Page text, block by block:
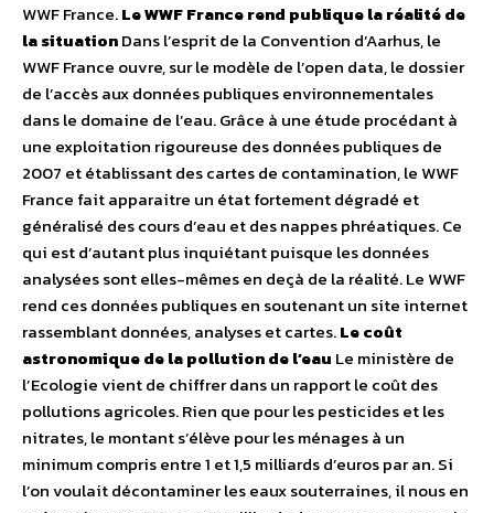
WWF France.Le WWF France rend publique la réalité de
la situationDans l’esprit de la Convention d’Aarhus, le
WWF France ouvre, sur le modèle de l’open data, le dossier
de l’accès aux données publiques environnementales
dans le domaine de l’eau. Grâce à une étude procédant à
une exploitation rigoureuse des données publiques de
2007 et établissant des cartes de contamination, le WWF
France fait apparaitre un état fortement dégradé et
généralisé des cours d’eau et des nappes phréatiques. Ce
qui est d’autant plus inquiétant puisque les données
analysées sont elles-mêmes en deçà de la réalité. Le WWF
rend ces données publiques en soutenant un site internet
rassemblant données, analyses et cartes.Le coût
astronomique de la pollution de l’eau Le ministère de
l’Ecologie vient de chiffrer dans un rapport le coût des
pollutions agricoles. Rien que pour les pesticides et les
nitrates, le montant s’élève pour les ménages à un
minimum compris entre 1 et 1,5 milliards d’euros par an. Si
l’on voulait décontaminer les eaux souterraines, il nous en